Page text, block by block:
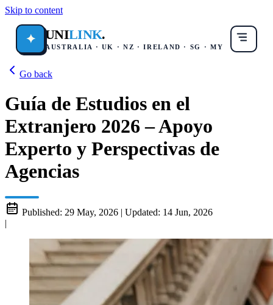
Skip to content
✦ UNILINK.
AUSTRALIA · UK · NZ · IRELAND · SG · MY
Go back
Guía de Estudios en el
Extranjero 2026 – Apoyo
Experto y Perspectivas de
Agencias
Published: 29 May, 2026 | Updated: 14 Jun, 2026
|